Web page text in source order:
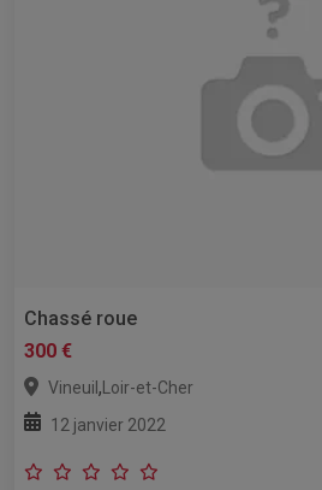
Chassé roue
300 €
Vineuil , Loir-et-Cher
12 janvier 2022